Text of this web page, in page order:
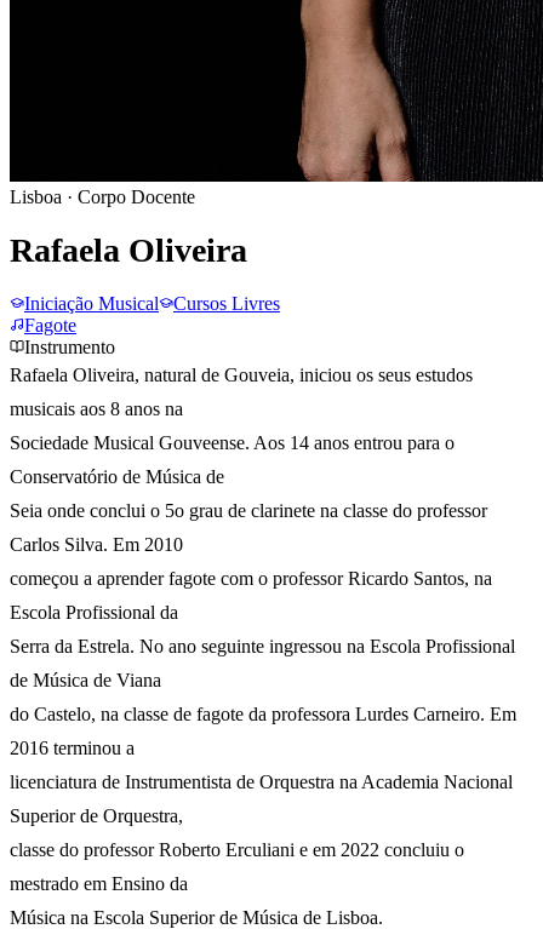
Lisboa · Corpo Docente
Rafaela Oliveira
Iniciação Musical
Cursos Livres
Fagote
Instrumento
Rafaela Oliveira, natural de Gouveia, iniciou os seus estudos
musicais aos 8 anos na
Sociedade Musical Gouveense. Aos 14 anos entrou para o
Conservatório de Música de
Seia onde conclui o 5o grau de clarinete na classe do professor
Carlos Silva. Em 2010
começou a aprender fagote com o professor Ricardo Santos, na
Escola Profissional da
Serra da Estrela. No ano seguinte ingressou na Escola Profissional
de Música de Viana
do Castelo, na classe de fagote da professora Lurdes Carneiro. Em
2016 terminou a
licenciatura de Instrumentista de Orquestra na Academia Nacional
Superior de Orquestra,
classe do professor Roberto Erculiani e em 2022 concluiu o
mestrado em Ensino da
Música na Escola Superior de Música de Lisboa.